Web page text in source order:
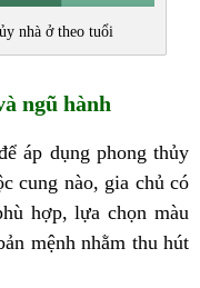
nhà ở theo tuổi
ngũ hành
áp dụng phong thủy
cung nào, gia chủ có
hợp, lựa chọn màu
mệnh nhằm thu hút